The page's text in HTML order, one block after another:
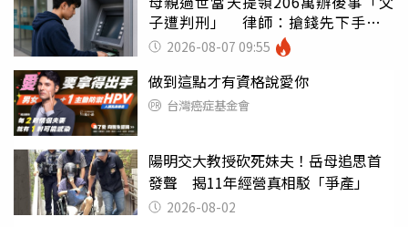
子遭判刑」 律師：搶錢先下手是
罪 2026-08-07 09:55
做到這點才有資格說愛你
台灣癌症基金會
陽明交大教授砍死妹夫！岳母追思首
發聲 揭11年經營真相駁「爭產」
2026-08-02